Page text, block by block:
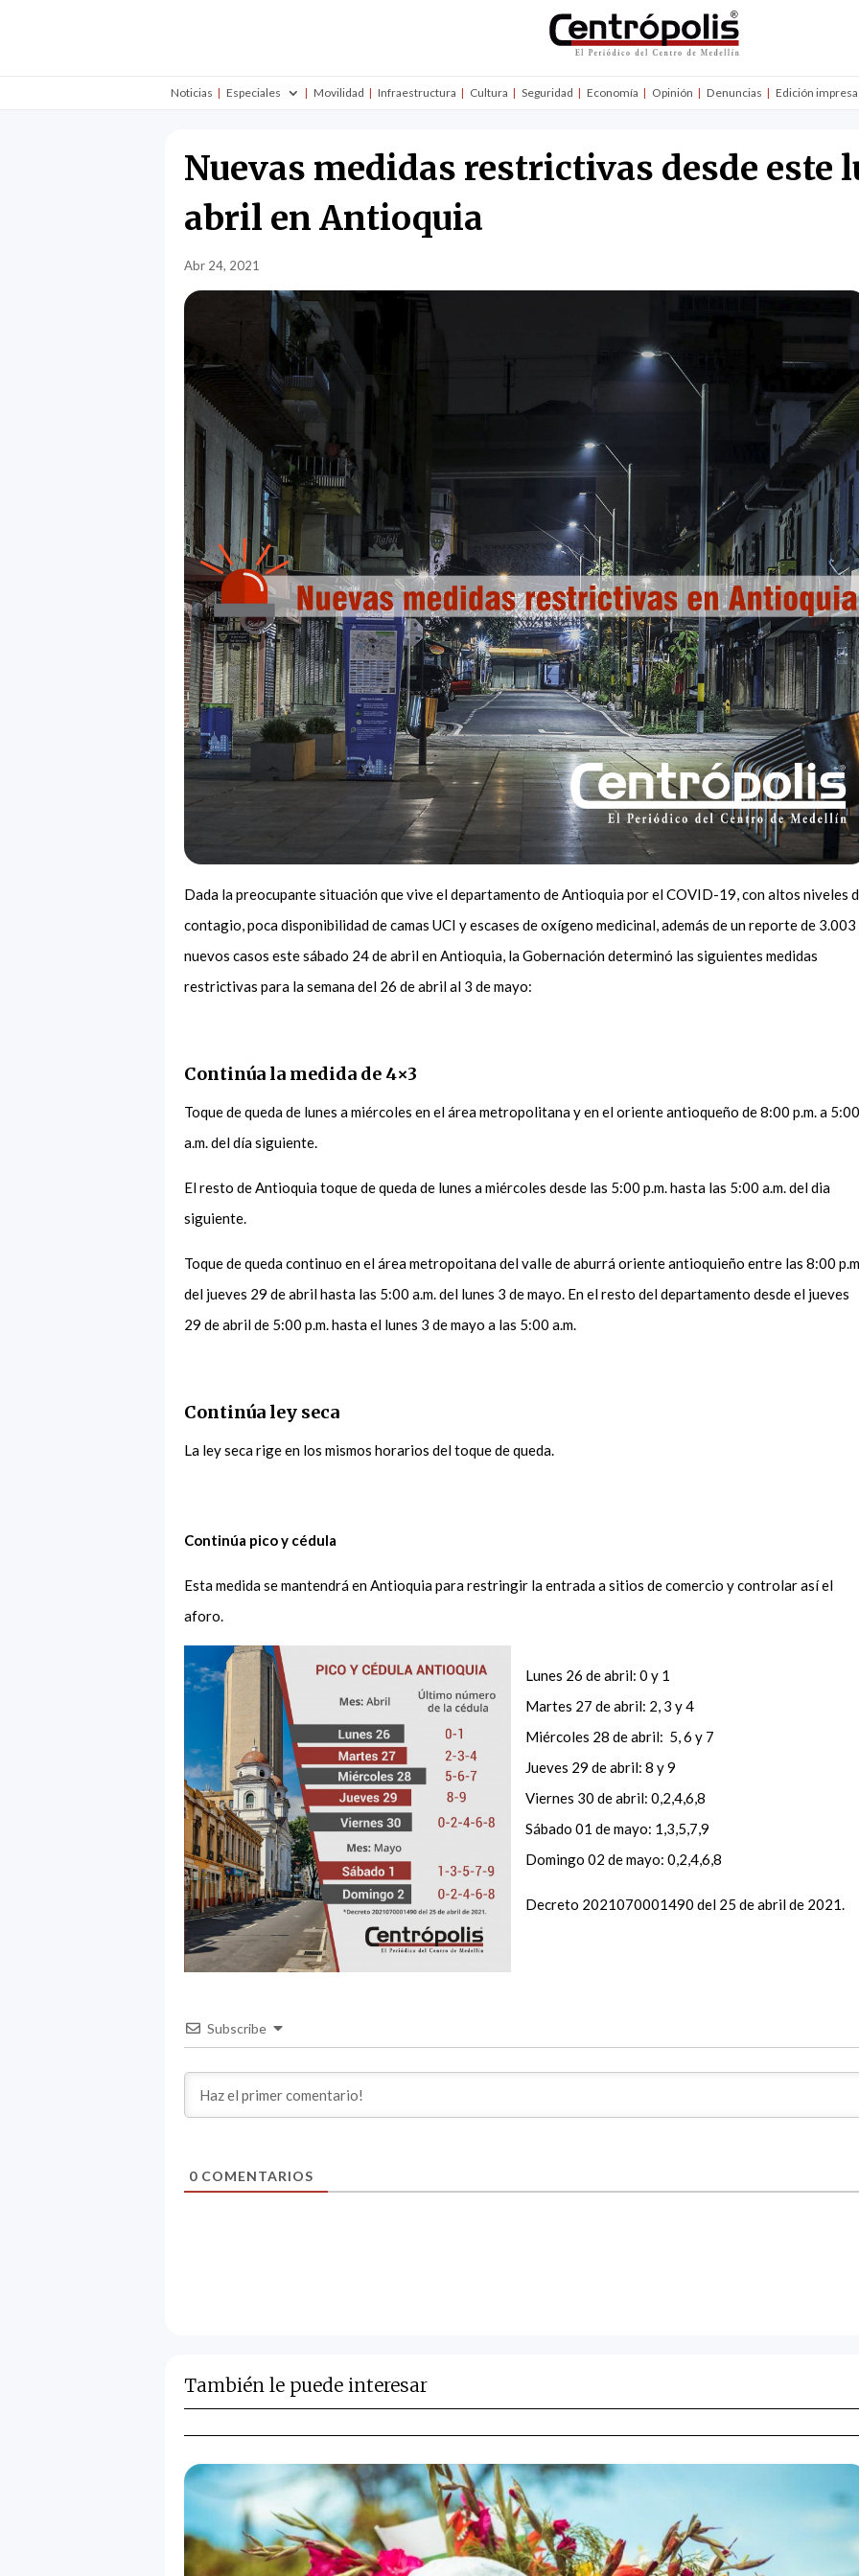
Noticias Especiales Movilidad Infraestructura Cultura Seguridad Economía Opinión Denuncias Edición impresa
Nuevas medidas restrictivas desde este
abril en Antioquia
Abr 24, 2021
Dada la preocupante situación que vive el departamento de Antioquia por el COVID-19, con altos niveles
contagio, poca disponibilidad de camas UCI y escases de oxígeno medicinal, además de un reporte de 3.003
nuevos casos este sábado 24 de abril en Antioquia, la Gobernación determinó las siguientes medidas
restrictivas para la semana del 26 de abril al 3 de mayo:
Continúa la medida de 4×3
Toque de queda de lunes a miércoles en el área metropolitana y en el oriente antioqueño de 8:00 p.m. a 5:00
a.m. del día siguiente.
El resto de Antioquia toque de queda de lunes a miércoles desde las 5:00 p.m. hasta las 5:00 a.m. del dia
siguiente.
Toque de queda continuo en el área metropoitana del valle de aburrá oriente antioquieño entre las 8:00
del jueves 29 de abril hasta las 5:00 a.m. del lunes 3 de mayo. En el resto del departamento desde el jueves
29 de abril de 5:00 p.m. hasta el lunes 3 de mayo a las 5:00 a.m.
Continúa ley seca
La ley seca rige en los mismos horarios del toque de queda.
Continúa pico y cédula
Esta medida se mantendrá en Antioquia para restringir la entrada a sitios de comercio y controlar así el
aforo.
Lunes 26 de abril: 0 y 1
Martes 27 de abril: 2, 3 y 4
Miércoles 28 de abril: 5, 6 y 7
Jueves 29 de abril: 8 y 9
Viernes 30 de abril: 0,2,4,6,8
Sábado 01 de mayo: 1,3,5,7,9
Domingo 02 de mayo: 0,2,4,6,8
Decreto 2021070001490 del 25 de abril de 2021.
Subscribe
0 COMENTARIOS
También le puede interesar